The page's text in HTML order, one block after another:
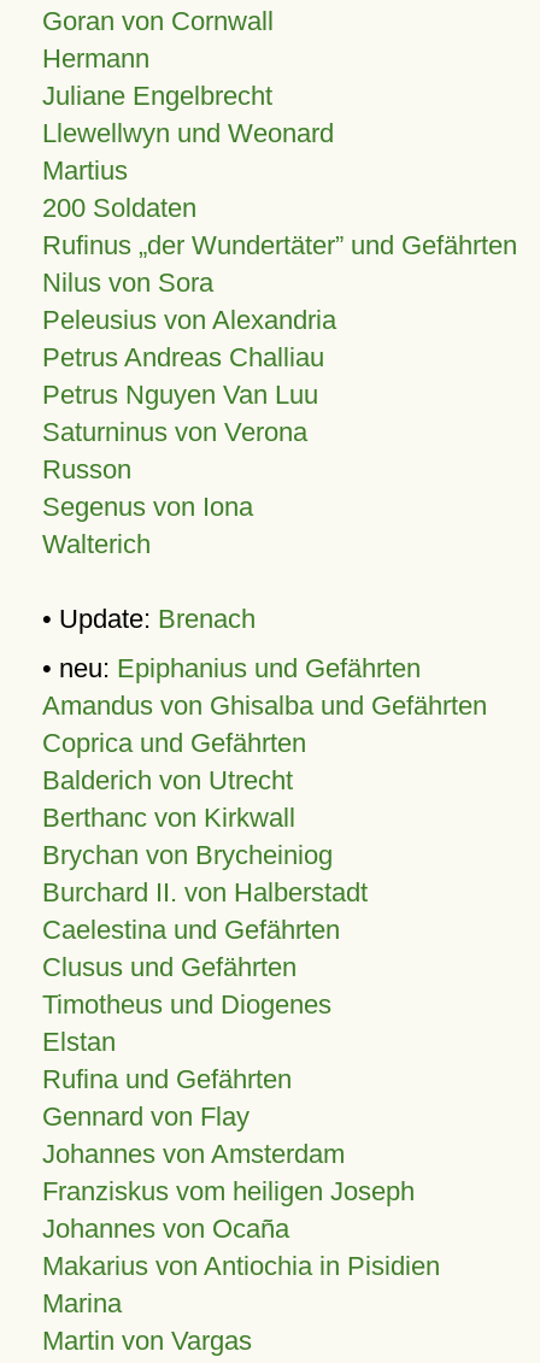
Goran von Cornwall
Hermann
Juliane Engelbrecht
Llewellwyn und Weonard
Martius
200 Soldaten
Rufinus „der Wundertäter” und Gefährten
Nilus von Sora
Peleusius von Alexandria
Petrus Andreas Challiau
Petrus Nguyen Van Luu
Saturninus von Verona
Russon
Segenus von Iona
Walterich
• Update: Brenach
• neu: Epiphanius und Gefährten
Amandus von Ghisalba und Gefährten
Coprica und Gefährten
Balderich von Utrecht
Berthanc von Kirkwall
Brychan von Brycheiniog
Burchard II. von Halberstadt
Caelestina und Gefährten
Clusus und Gefährten
Timotheus und Diogenes
Elstan
Rufina und Gefährten
Gennard von Flay
Johannes von Amsterdam
Franziskus vom heiligen Joseph
Johannes von Ocaña
Makarius von Antiochia in Pisidien
Marina
Martin von Vargas